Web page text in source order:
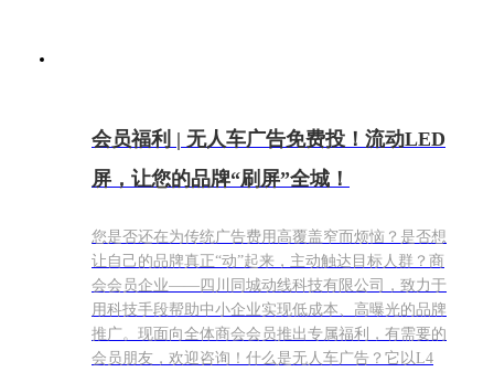
会员福利 | 无人车广告免费投！流动LED
屏，让您的品牌“刷屏”全城！
您是否还在为传统广告费用高覆盖窄而烦恼？是否想
让自己的品牌真正“动”起来，主动触达目标人群？商
会会员企业——四川同城动线科技有限公司，致力于
用科技手段帮助中小企业实现低成本、高曝光的品牌
推广。现面向全体商会会员推出专属福利，有需要的
会员朋友，欢迎咨询！什么是无人车广告？它以L4